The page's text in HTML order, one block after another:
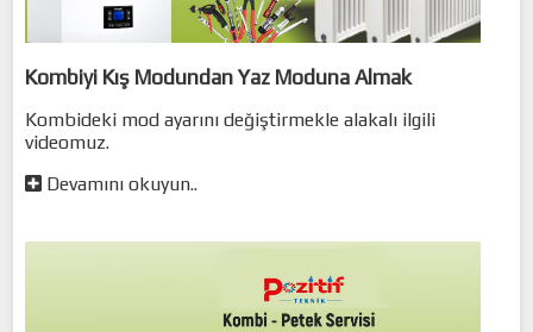
Kombiyi Kış Modundan Yaz Moduna Almak
Kombideki mod ayarını değiştirmekle alakalı ilgili
videomuz.
Devamını okuyun..